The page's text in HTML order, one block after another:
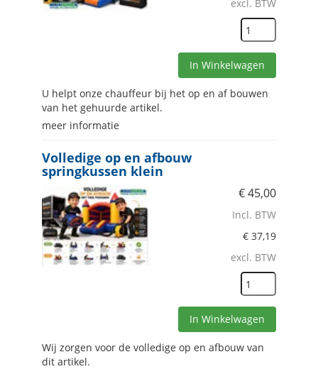
excl. BTW
In Winkelwagen
U helpt onze chauffeur bij het op en af bouwen
van het gehuurde artikel.
meer informatie
Volledige op en afbouw
springkussen klein
€45,00
Incl. BTW
€ 37,19
excl. BTW
In Winkelwagen
Wij zorgen voor de volledige op en afbouw van
dit artikel.